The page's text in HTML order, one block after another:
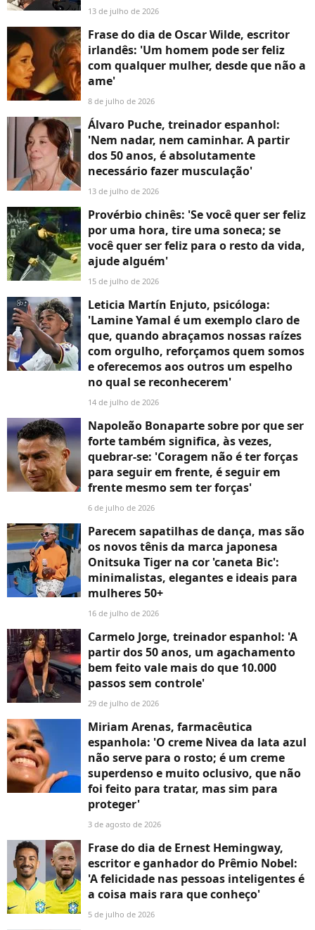
13 de julho de 2026
Frase do dia de Oscar Wilde, escritor
irlandês: 'Um homem pode ser feliz
com qualquer mulher, desde que não a
ame'
8 de julho de 2026
Álvaro Puche, treinador espanhol:
'Nem nadar, nem caminhar. A partir
dos 50 anos, é absolutamente
necessário fazer musculação'
13 de julho de 2026
Provérbio chinês: 'Se você quer ser feliz
por uma hora, tire uma soneca; se
você quer ser feliz para o resto da vida,
ajude alguém'
15 de julho de 2026
Leticia Martín Enjuto, psicóloga:
'Lamine Yamal é um exemplo claro de
que, quando abraçamos nossas raízes
com orgulho, reforçamos quem somos
e oferecemos aos outros um espelho
no qual se reconhecerem'
14 de julho de 2026
Napoleão Bonaparte sobre por que ser
forte também significa, às vezes,
quebrar-se: 'Coragem não é ter forças
para seguir em frente, é seguir em
frente mesmo sem ter forças'
6 de julho de 2026
Parecem sapatilhas de dança, mas são
os novos tênis da marca japonesa
Onitsuka Tiger na cor 'caneta Bic':
minimalistas, elegantes e ideais para
mulheres 50+
16 de julho de 2026
Carmelo Jorge, treinador espanhol: 'A
partir dos 50 anos, um agachamento
bem feito vale mais do que 10.000
passos sem controle'
29 de julho de 2026
Miriam Arenas, farmacêutica
espanhola: 'O creme Nivea da lata azul
não serve para o rosto; é um creme
superdenso e muito oclusivo, que não
foi feito para tratar, mas sim para
proteger'
3 de agosto de 2026
Frase do dia de Ernest Hemingway,
escritor e ganhador do Prêmio Nobel:
'A felicidade nas pessoas inteligentes é
a coisa mais rara que conheço'
5 de julho de 2026